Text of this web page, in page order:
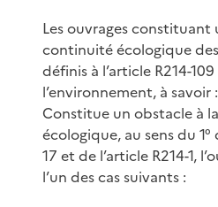
Les ouvrages constituant
continuité écologique
définis à l’article R214-
l’environnement, à savoir :
Constitue un obstacle à
écologique, au sens du 1°
17 et de l’article R214-1,
l’un des cas suivants :